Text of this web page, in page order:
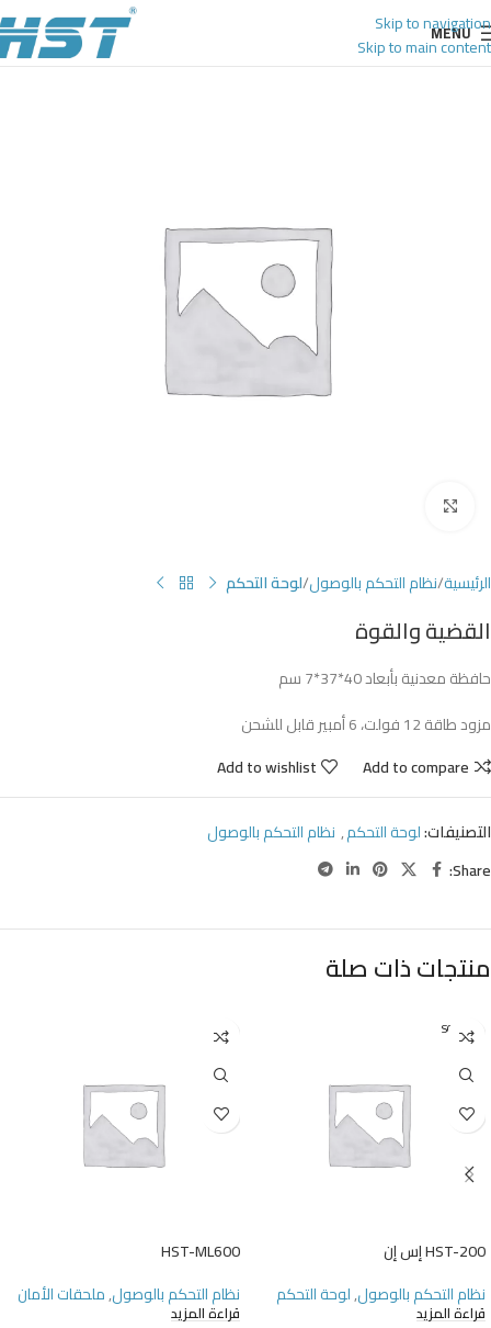
Skip to navigation
Skip to main content
MENU
الرئيسية نظام التحكم بالوصول لوحة التحكم
القضية والقوة
حافظة معدنية بأبعاد 40*37*7 سم
مزود طاقة 12 فولت، 6 أمبير قابل للشحن
Add to compare
Add to wishlist
التصنيفات:لوحة التحكم, نظام التحكم بالوصول
Share:
منتجات ذات صلة
SOLD O
UT
HST-200 إس إن
نظام التحكم بالوصول,لوحة التحكم
قراءة المزيد
HST-ML600
نظام التحكم بالوصول,ملحقات الأمان
قراءة المزيد